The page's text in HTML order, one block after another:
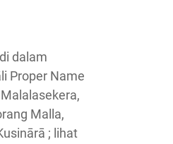
dalam
Proper Name
Malalasekera,
Malla,
; lihat